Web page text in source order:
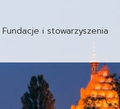
Fundacje i stowarzyszenia